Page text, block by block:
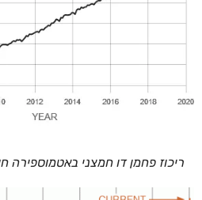
ריכוז פחמן דו חמצני באטמוספירה חודש יוני